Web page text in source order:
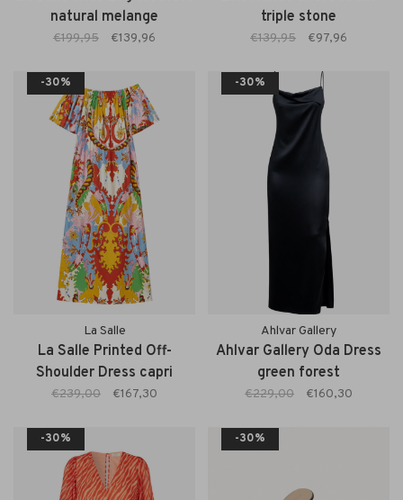
natural melange
€199,95 €139,96
triple stone
€139,95 €97,96
-30%
La Salle
La Salle Printed Off-
Shoulder Dress capri
€239,00 €167,30
-30%
Ahlvar Gallery
Ahlvar Gallery Oda Dress
green forest
€229,00 €160,30
-30% -30%